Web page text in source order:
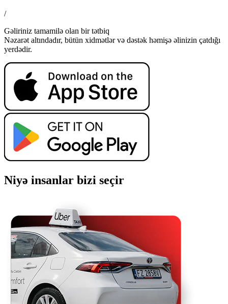
/
Gəliriniz tamamilə olan bir tətbiq
Nəzarət altındadır, bütün xidmətlər və dəstək həmişə əlinizin çatdığı
yerdədir.
Niyə insanlar bizi seçir